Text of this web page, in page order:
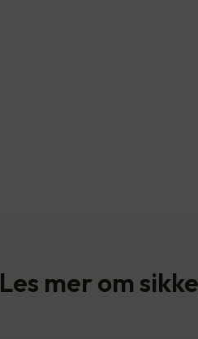
Les mer om